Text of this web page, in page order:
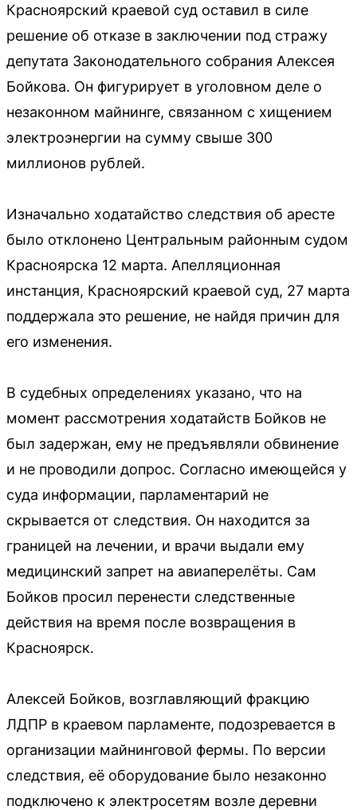
Красноярский краевой суд оставил в силе
решение об отказе в заключении под стражу
депутата Законодательного собрания Алексея
Бойкова. Он фигурирует в уголовном деле о
незаконном майнинге, связанном с хищением
электроэнергии на сумму свыше 300
миллионов рублей.
Изначально ходатайство следствия об аресте
было отклонено Центральным районным судом
Красноярска 12 марта. Апелляционная
инстанция, Красноярский краевой суд, 27 марта
поддержала это решение, не найдя причин для
его изменения.
В судебных определениях указано, что на
момент рассмотрения ходатайств Бойков не
был задержан, ему не предъявляли обвинение
и не проводили допрос. Согласно имеющейся у
суда информации, парламентарий не
скрывается от следствия. Он находится за
границей на лечении, и врачи выдали ему
медицинский запрет на авиаперелёты. Сам
Бойков просил перенести следственные
действия на время после возвращения в
Красноярск.
Алексей Бойков, возглавляющий фракцию
ЛДПР в краевом парламенте, подозревается в
организации майнинговой фермы. По версии
следствия, её оборудование было незаконно
подключено к электросетям возле деревни